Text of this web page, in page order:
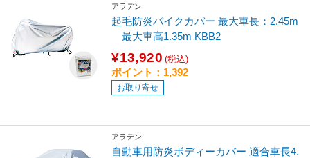
アラデン
起毛防炎バイクカバー 最大車長：2.45m
最大車高1.35m KBB2
¥13,920 (税込)
ポイント：1,392
お取り寄せ
アラデン
自動車用防炎ボディーカバー 適合車長4.